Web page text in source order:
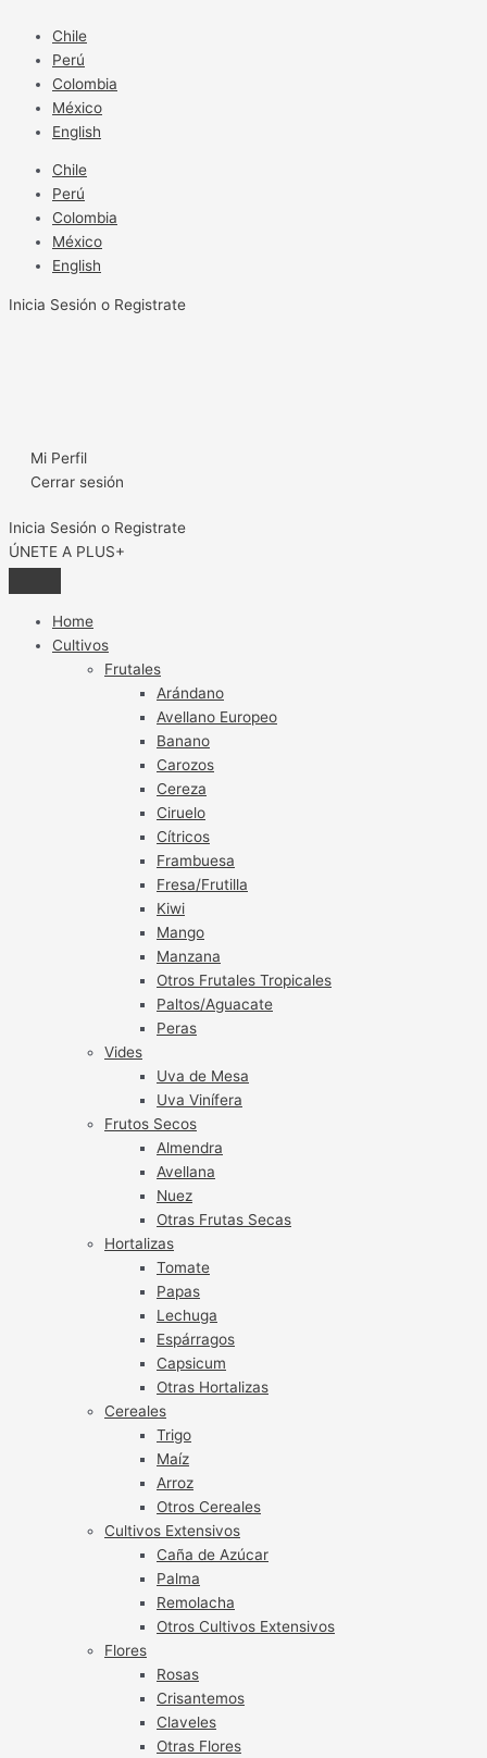
contenido
Chile
Perú
Colombia
México
English
Chile
Perú
Colombia
México
English
Inicia Sesión o Registrate
Mi Perfil
Cerrar sesión
Inicia Sesión o Registrate
ÚNETE A PLUS+
Home
Cultivos
Frutales
Arándano
Avellano Europeo
Banano
Carozos
Cereza
Ciruelo
Cítricos
Frambuesa
Fresa/Frutilla
Kiwi
Mango
Manzana
Otros Frutales Tropicales
Paltos/Aguacate
Peras
Vides
Uva de Mesa
Uva Vinífera
Frutos Secos
Almendra
Avellana
Nuez
Otras Frutas Secas
Hortalizas
Tomate
Papas
Lechuga
Espárragos
Capsicum
Otras Hortalizas
Cereales
Trigo
Maíz
Arroz
Otros Cereales
Cultivos Extensivos
Caña de Azúcar
Palma
Remolacha
Otros Cultivos Extensivos
Flores
Rosas
Crisantemos
Claveles
Otras Flores